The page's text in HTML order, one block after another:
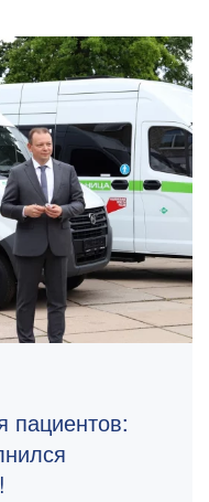
пациентов: